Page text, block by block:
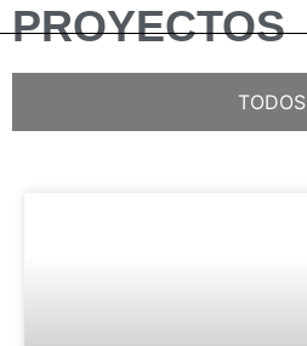
PROYECTOS
TODOS